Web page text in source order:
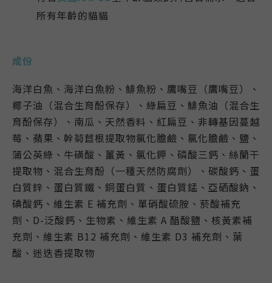
所有年齡的貓貓
成份
海洋白魚、海洋白魚粉、鯡魚粉、鷹嘴豆（鷹嘴豆）、
椰子油（混合生育酚保存）、綠扁豆、鯡魚油（混合生
育酚保存）、南瓜、天然香料、紅扁豆、非轉基因蔓越
莓、蘋果、幹菊苣根提取物氯化膽鹼、氯化膽鹼、鹽、
蒲公英綠、牛磺酸、薑黃、氯化鉀、磷酸三鈣、絲蘭干
提取物、混合生育酚（一種天然防腐劑）、碳酸鈣、蛋
白質鋅、蛋白質鐵、銅蛋白質、蛋白質錳、亞硒酸鈉、
碘酸鈣、維生素 E 補充劑、單硝酸硫胺、菸酸補充
劑、D-泛酸鈣、生物素、維生素 A 醋酸鹽、核黃素補
充劑、維生素 B12 補充劑、維生素 D3 補充劑、葉
酸、迷迭香提取物